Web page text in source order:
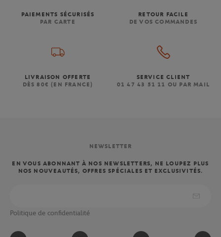
PAIEMENTS SÉCURISÉS
PAR CARTE
RETOUR FACILE
DE VOS COMMANDES
LIVRAISON OFFERTE
DÈS 80€ (EN FRANCE)
SERVICE CLIENT
01 47 43 51 11 OU PAR MAIL
NEWSLETTER
EN VOUS ABONNANT À NOS NEWSLETTERS, NE LOUPEZ PLUS
NOS NOUVEAUTÉS, OFFRES SPÉCIALES ET EXCLUSIVITÉS.
Politique de confidentialité